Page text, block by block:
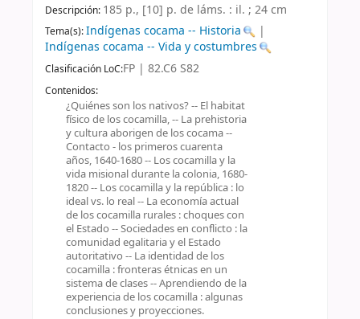
Descripción: 185 p., [10] p. de láms. : il. ; 24 cm
Tema(s):Indígenas cocama -- Historia
|
Indígenas cocama -- Vida y costumbres
Clasificación LoC:FP | 82.C6 S82
Contenidos:
¿Quiénes son los nativos? -- El habitat
físico de los cocamilla, -- La prehistoria
y cultura aborigen de los cocama --
Contacto - los primeros cuarenta
años, 1640-1680 -- Los cocamilla y la
vida misional durante la colonia, 1680-
1820 -- Los cocamilla y la república : lo
ideal vs. lo real -- La economía actual
de los cocamilla rurales : choques con
el Estado -- Sociedades en conflicto : la
comunidad egalitaria y el Estado
autoritativo -- La identidad de los
cocamilla : fronteras étnicas en un
sistema de clases -- Aprendiendo de la
experiencia de los cocamilla : algunas
conclusiones y proyecciones.